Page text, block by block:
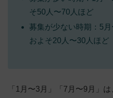
そ50人〜70人ほど
募集が少ない時期：5
およそ20人〜30人ほど
「1月〜3月」「7月〜9月」